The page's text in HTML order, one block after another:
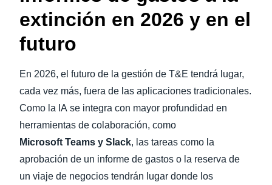
extinción en 2026 y en el
futuro
En 2026, el futuro de la gestión de T&E tendrá lugar,
cada vez más, fuera de las aplicaciones tradicionales.
Como la IA se integra con mayor profundidad en
herramientas de colaboración, como
Microsoft Teams y Slack, las tareas como la
aprobación de un informe de gastos o la reserva de
un viaje de negocios tendrán lugar donde los